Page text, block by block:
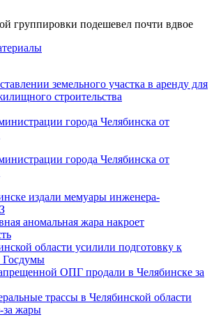
группировки подешевел почти вдвое
земельного участка в аренду для
строительства
города Челябинска от
города Челябинска от
издали мемуары инженера-
аномальная жара накроет
области усилили подготовку к
Госдумы
ОПГ продали в Челябинске за
трассы в Челябинской области
за жары